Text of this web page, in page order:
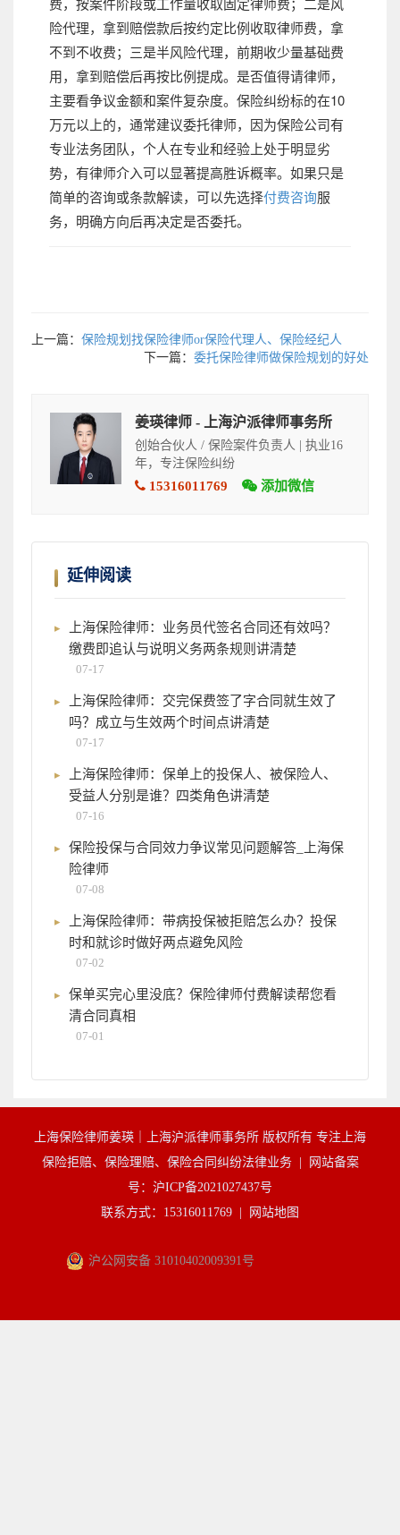
险代理，拿到赔偿款后按约定比例收取律师费，拿
不到不收费；三是半风险代理，前期收少量基础费
用，拿到赔偿后再按比例提成。是否值得请律师，
主要看争议金额和案件复杂度。保险纠纷标的在10
万元以上的，通常建议委托律师，因为保险公司有
专业法务团队，个人在专业和经验上处于明显劣
势，有律师介入可以显著提高胜诉概率。如果只是
简单的咨询或条款解读，可以先选择付费咨询服
务，明确方向后再决定是否委托。
上一篇： 保险规划找保险律师or保险代理人、保险经纪人
下一篇： 委托保险律师做保险规划的好处
姜瑛律师 - 上海沪派律师事务所
创始合伙人 / 保险案件负责人 | 执业16
年，专注保险纠纷
15316011769 添加微信
延伸阅读
上海保险律师：业务员代签名合同还有效吗？
缴费即追认与说明义务两条规则讲清楚
07-17
上海保险律师：交完保费签了字合同就生效了
吗？成立与生效两个时间点讲清楚
07-17
上海保险律师：保单上的投保人、被保险人、
受益人分别是谁？四类角色讲清楚
07-16
保险投保与合同效力争议常见问题解答_上海保
险律师
07-08
上海保险律师：带病投保被拒赔怎么办？投保
时和就诊时做好两点避免风险
07-02
保单买完心里没底？保险律师付费解读帮您看
清合同真相
07-01
上海保险律师姜瑛｜上海沪派律师事务所 版权所有 专注上海
保险拒赔、保险理赔、保险合同纠纷法律业务 |
网站备案
号：沪ICP备2021027437号
联系方式：15316011769 |
网站地图
沪公网安备 31010402009391号